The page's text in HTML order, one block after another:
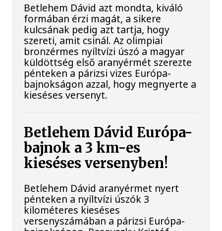
Betlehem Dávid azt mondta, kiváló
formában érzi magát, a sikere
kulcsának pedig azt tartja, hogy
szereti, amit csinál. Az olimpiai
bronzérmes nyíltvízi úszó a magyar
küldöttség első aranyérmét szerezte
pénteken a párizsi vizes Európa-
bajnokságon azzal, hogy megnyerte a
kieséses versenyt.
Betlehem Dávid Európa-
bajnok a 3 km-es
kieséses versenyben!
Betlehem Dávid aranyérmet nyert
pénteken a nyíltvízi úszók 3
kilométeres kieséses
versenyszámában a párizsi Európa-